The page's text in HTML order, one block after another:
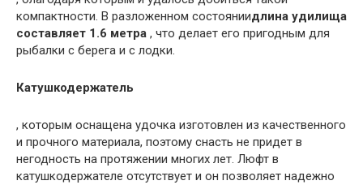
компактности. В разложенном состояниидлина удилища
составляет 1.6 метра , что делает его пригодным для
рыбалки с берега и с лодки.
Катушкодержатель
, которым оснащена удочка изготовлен из качественного
и прочного материала, поэтому снасть не придет в
негодность на протяжении многих лет. Люфт в
катушкодержателе отсутствует и он позволяет надежно